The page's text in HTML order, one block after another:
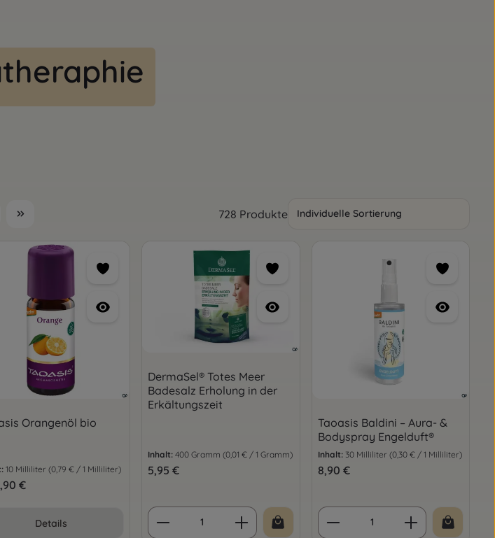
728 Produkte
Wert ein oder benutze die Schaltflächen um
Orangenöl bio
10 Milliliter (0,79 € / 1 Milliliter)
Preis:
€
Details
DermaSel® Totes Meer
Badesalz Erholung in der
Erkältungszeit
Inhalt: 400 Gramm (0,01 € / 1 Gramm)
Regulärer Preis:
5,95 €
Produkt Anzahl: Gib den gewünschten
Taoasis Baldini – Aura- &
Bodyspray Engelduft®
Inhalt: 30 Milliliter (0,30 € / 1 Milliliter)
Regulärer Preis:
8,90 €
Produkt Anzahl: Gib